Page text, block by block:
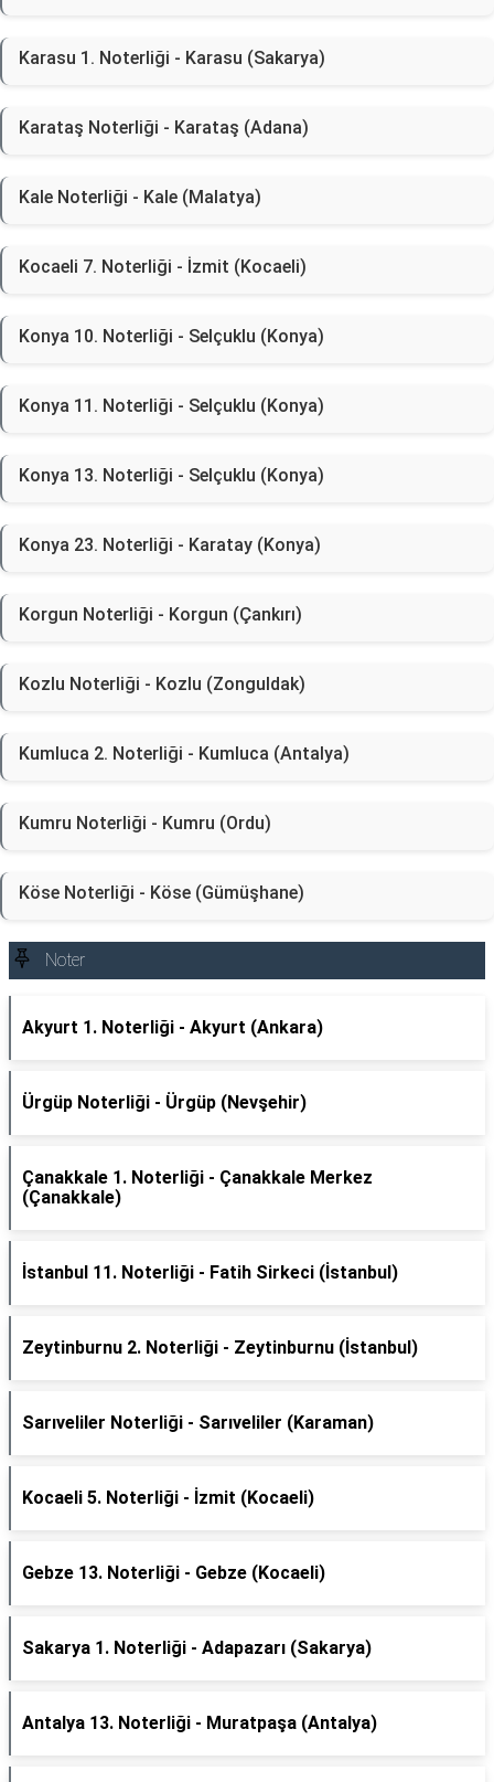
Karasu 1. Noterliği - Karasu (Sakarya)
Karataş Noterliği - Karataş (Adana)
Kale Noterliği - Kale (Malatya)
Kocaeli 7. Noterliği - İzmit (Kocaeli)
Konya 10. Noterliği - Selçuklu (Konya)
Konya 11. Noterliği - Selçuklu (Konya)
Konya 13. Noterliği - Selçuklu (Konya)
Konya 23. Noterliği - Karatay (Konya)
Korgun Noterliği - Korgun (Çankırı)
Kozlu Noterliği - Kozlu (Zonguldak)
Kumluca 2. Noterliği - Kumluca (Antalya)
Kumru Noterliği - Kumru (Ordu)
Köse Noterliği - Köse (Gümüşhane)
Noter
Akyurt 1. Noterliği - Akyurt (Ankara)
Ürgüp Noterliği - Ürgüp (Nevşehir)
Çanakkale 1. Noterliği - Çanakkale Merkez
(Çanakkale)
İstanbul 11. Noterliği - Fatih Sirkeci (İstanbul)
Zeytinburnu 2. Noterliği - Zeytinburnu (İstanbul)
Sarıveliler Noterliği - Sarıveliler (Karaman)
Kocaeli 5. Noterliği - İzmit (Kocaeli)
Gebze 13. Noterliği - Gebze (Kocaeli)
Sakarya 1. Noterliği - Adapazarı (Sakarya)
Antalya 13. Noterliği - Muratpaşa (Antalya)